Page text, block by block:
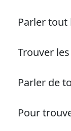
Parler tout
Trouver
Parler de
Pour